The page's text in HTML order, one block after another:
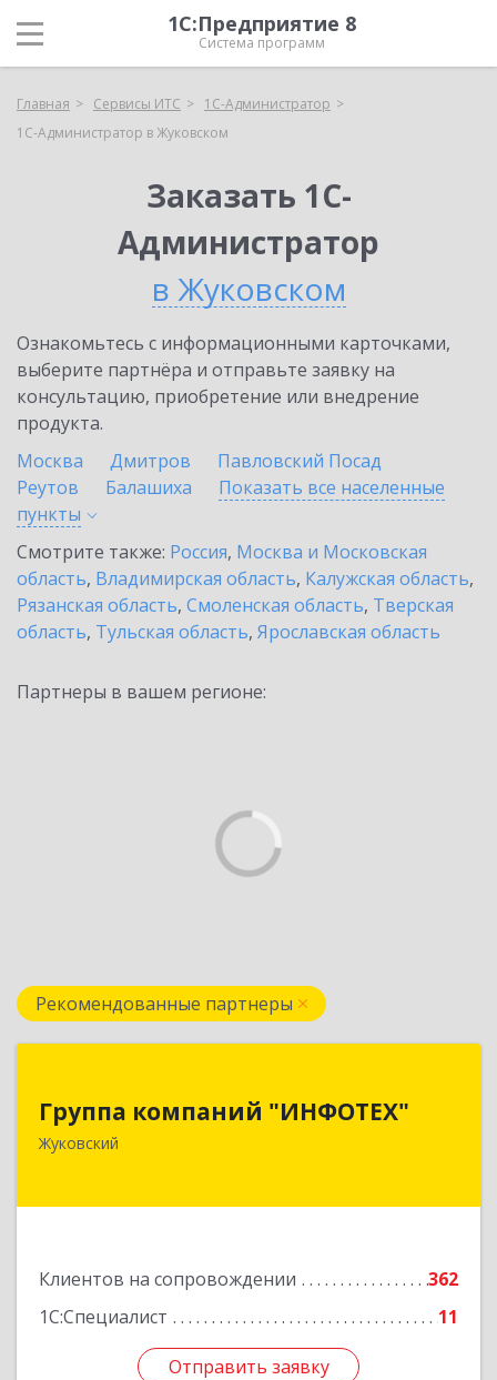
1С:Предприятие 8
Система программ
Главная Сервисы ИТС
1С-Администратор
1С-Администратор в Жуковском
Заказать 1С-
Администратор
в Жуковском
Ознакомьтесь с информационными карточками,
выберите партнёра и отправьте заявку на
консультацию, приобретение или внедрение
продукта.
Москва
Дмитров
Павловский Посад
Реутов
Балашиха
Показать все населенные
пункты
Смотрите также: Россия, Москва и Московская
область, Владимирская область, Калужская область,
Рязанская область, Смоленская область, Тверская
область, Тульская область, Ярославская область
Партнеры в вашем регионе:
Рекомендованные партнеры
Группа компаний "ИНФОТЕХ"
Жуковский
Клиентов на сопровождении
362
1С:Специалист
11
Отправить заявку
140180, Московская обл, Жуковский г, Чкалова
Подробнее
Отправить заявку